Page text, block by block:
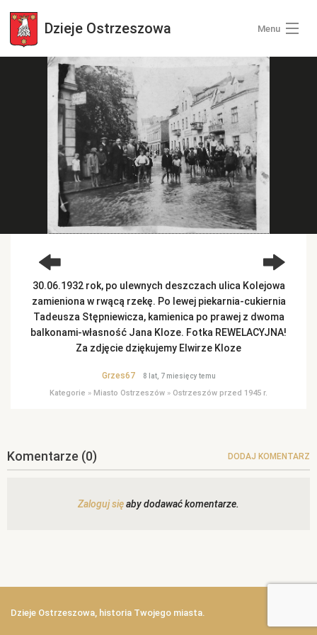
Dzieje Ostrzeszowa Menu
Wszystkie zdjęcia
Kategorie zdjęć
Zaloguj się
+ Dodaj zdjęcia
30.06.1932 rok, po ulewnych deszczach ulica Kolejowa
zamieniona w rwącą rzekę. Po lewej piekarnia-cukiernia
Tadeusza Stępniewicza, kamienica po prawej z dwoma
balkonami-własność Jana Kloze. Fotka REWELACYJNA!
Za zdjęcie dziękujemy Elwirze Kloze
Grzes67 8 lat, 7 miesięcy temu
Kategorie » Miasto Ostrzeszów » Ostrzeszów przed 1945 r.
Komentarze (0) DODAJ KOMENTARZ
Zaloguj sięaby dodawać komentarze.
Dzieje Ostrzeszowa, historia Twojego miasta.